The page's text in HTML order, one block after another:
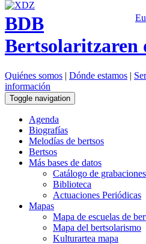
BDB
Bertsolaritzaren
Quiénes somos | Dónde estamos |
información
Toggle navigation
Agenda
Biografías
Melodías de bertsos
Bertsos
Más bases de datos
Catálogo de grabaciones
Biblioteca
Actuaciones Periódicas
Mapas
Mapa de escuelas de
Mapa del bertsolarismo
Kulturartea mapa